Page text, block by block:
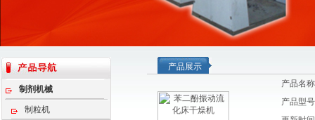
制剂机械
制粒机
产品展示
产品名
产品型